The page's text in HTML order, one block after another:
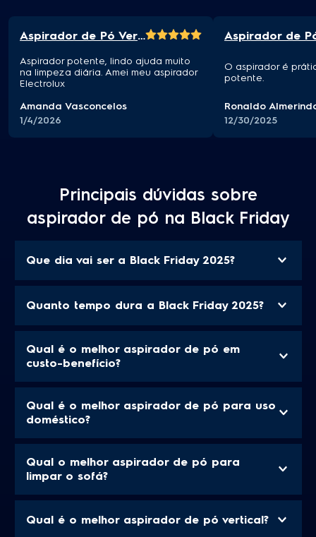
Aspirador de Pó Vertical Electrolux
Aspirador potente, lindo ajuda muito
na limpeza diária. Amei meu aspirador
Electrolux
Amanda Vasconcelos
1/4/2026
O aspirador é
potente.
Ronaldo
12/30/2025
Principais dúvidas sobre
aspirador de pó na Black Friday
Que dia vai ser a Black Friday 2025?
Quanto tempo dura a Black Friday 2025?
Qual é o melhor aspirador de pó em
custo-benefício?
Qual é o melhor aspirador de pó para uso
doméstico?
Qual o melhor aspirador de pó para
limpar o sofá?
Qual é o melhor aspirador de pó vertical?